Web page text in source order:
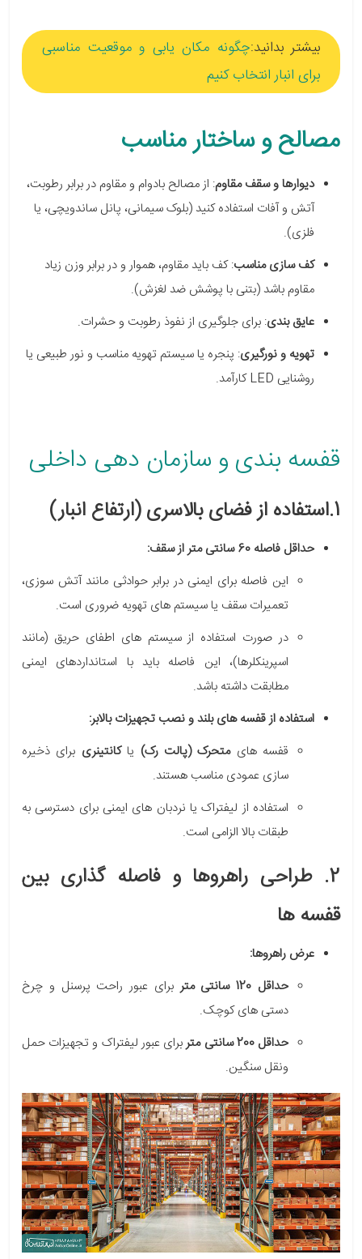
بیشتر بدانید:چگونه مکان یابی و موقعیت مناسبی
برای انبار انتخاب کنیم
مصالح و ساختار مناسب
دیوارها و سقف مقاوم: از مصالح بادوام و مقاوم در برابر رطوبت،
آتش و آفات استفاده کنید (بلوک سیمانی، پانل ساندویچی، یا
فلزی).
کف سازی مناسب: کف باید مقاوم، هموار و در برابر وزن زیاد
مقاوم باشد (بتنی با پوشش ضد لغزش).
عایق بندی: برای جلوگیری از نفوذ رطوبت و حشرات.
تهویه و نورگیری: پنجره یا سیستم تهویه مناسب و نور طبیعی یا
روشنایی LED کارآمد.
قفسه بندی و سازمان دهی داخلی
1.استفاده از فضای بالاسری (ارتفاع انبار)
حداقل فاصله 60 سانتی متر از سقف:
این فاصله برای ایمنی در برابر حوادثی مانند آتش سوزی،
تعمیرات سقف یا سیستم های تهویه ضروری است.
در صورت استفاده از سیستم های اطفای حریق (مانند
اسپرینکلرها)، این فاصله باید با استانداردهای ایمنی
مطابقت داشته باشد.
استفاده از قفسه های بلند و نصب تجهیزات بالابر:
قفسه هایمتحرک (پالت رک) یاکانتینری برای ذخیره
سازی عمودی مناسب هستند.
استفاده از لیفتراک یا نردبان های ایمنی برای دسترسی به
طبقات بالا الزامی است.
2. طراحی راهروها و فاصله گذاری بین
قفسه ها
عرض راهروها:
حداقل 120 سانتی متر
برای عبور راحت پرسنل و چرخ
دستی های کوچک.
حداقل 200 سانتی متر
برای عبور لیفتراک و تجهیزات حمل
ونقل سنگین.